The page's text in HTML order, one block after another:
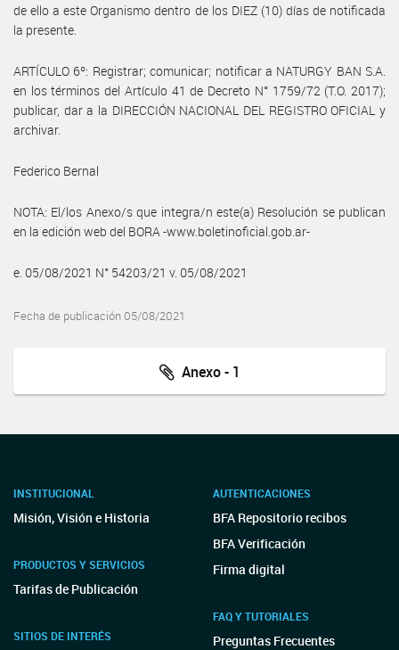
de ello a este Organismo dentro de los DIEZ (10) días de notificada
la presente.
ARTÍCULO 6º: Registrar; comunicar; notificar a NATURGY BAN S.A.
en los términos del Artículo 41 de Decreto N° 1759/72 (T.O. 2017);
publicar, dar a la DIRECCIÓN NACIONAL DEL REGISTRO OFICIAL y
archivar.
Federico Bernal
NOTA: El/los Anexo/s que integra/n este(a) Resolución se publican
en la edición web del BORA -www.boletinoficial.gob.ar-
e. 05/08/2021 N° 54203/21 v. 05/08/2021
Fecha de publicación 05/08/2021
Anexo - 1
INSTITUCIONAL
Misión, Visión e Historia
PRODUCTOS Y SERVICIOS
Tarifas de Publicación
SITIOS DE INTERÉS
AUTENTICACIONES
BFA Repositorio recibos
BFA Verificación
Firma digital
FAQ Y TUTORIALES
Preguntas Frecuentes